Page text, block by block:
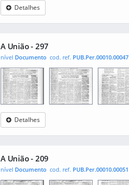
A União 0001 0002
Detalhes
A União - 297
nível Documento cod. ref. PUB.Per.00010.00047
0001 0002
Detalhes
A União - 209
nível Documento cod. ref. PUB.Per.00010.00051